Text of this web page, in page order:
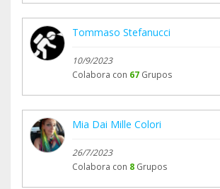
Tommaso Stefanucci
10/9/2023
Colabora con 67 Grupos
Mia Dai Mille Colori
26/7/2023
Colabora con 8 Grupos